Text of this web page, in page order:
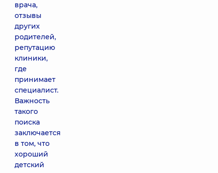
врача,
отзывы
других
родителей,
репутацию
клиники,
где
принимает
специалист.
Важность
такого
поиска
заключается
в том, что
хороший
детский